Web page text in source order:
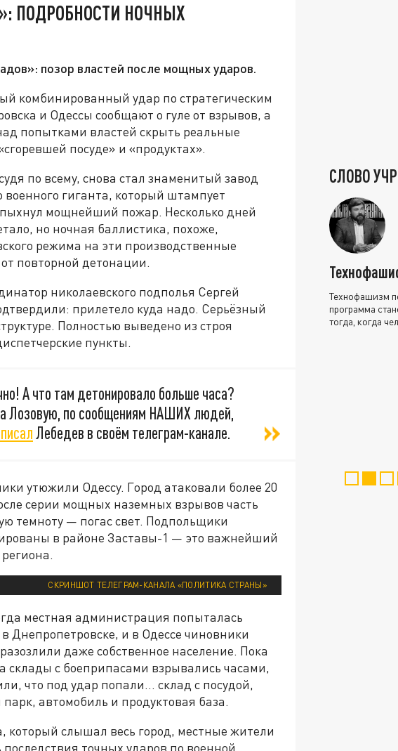
ПОДРОБНОСТИ НОЧНЫХ
позор властей после мощных ударов.
комбинированный удар по стратегическим
и Одессы сообщают о гуле от взрывов, а
попытками властей скрыть реальные
посуде» и «продуктах».
по всему, снова стал знаменитый завод
гиганта, который штампует
мощнейший пожар. Несколько дней
но ночная баллистика, похоже,
режима на эти производственные
повторной детонации.
николаевского подполья Сергей
прилетело куда надо. Серьёзный
Полностью выведено из строя
пункты.
А что там детонировало больше часа?
Лозовую, по сообщениям НАШИХ людей,
Лебедев в своём телеграм-канале.
утюжили Одессу. Город атаковали более 20
серии мощных наземных взрывов часть
темноту — погас свет. Подпольщики
в районе Заставы-1 — это важнейший
СКРИНШОТ ТЕЛЕГРАМ-КАНАЛА «ПОЛИТИКА СТРАНЫ»
местная администрация попыталась
Днепропетровске, и в Одессе чиновники
даже собственное население. Пока
склады с боеприпасами взрывались часами,
что под удар попали... склад с посудой,
автомобиль и продуктовая база.
который слышал весь город, местные жители
точных ударов по военной
СЛОВО
Технофашизм
программа
тогда, когда